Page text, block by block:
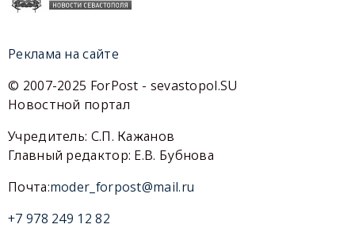
Реклама на сайте
© 2007-2025 ForPost - sevastopol.SU
Новостной портал
Учредитель: С.П. Кажанов
Главный редактор: Е.В. Бубнова
Почта:moder_forpost@mail.ru
+7 978 249 12 82